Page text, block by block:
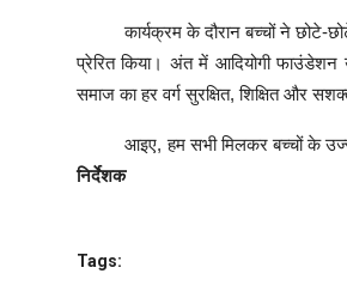
कार्यक्रम के दौरान बच्चों ने छोटे-छोटे
प्रेरित किया। अंत में आदियोगी फाउंडेशन
समाज का हर वर्ग सुरक्षित, शिक्षित और
आइए, हम सभी मिलकर बच्चों के
निर्देशक
Tags: